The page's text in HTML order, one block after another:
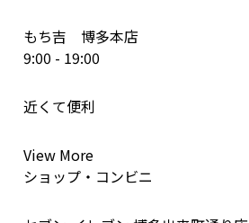
もち吉 博多本店
9:00 - 19:00
近くて便利
View More
ショップ・コンビニ